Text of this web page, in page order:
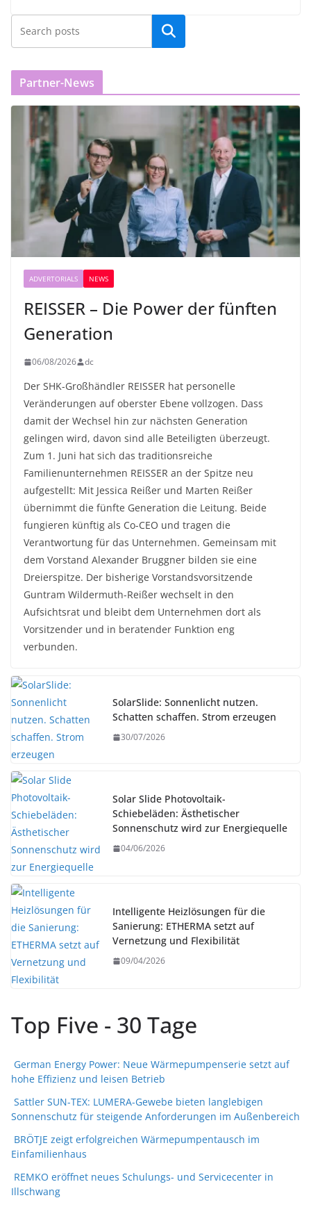
Partner-News
ADVERTORIALS NEWS
REISSER – Die Power der fünften
Generation
06/08/2026 dc
Der SHK-Großhändler REISSER hat personelle
Veränderungen auf oberster Ebene vollzogen. Dass
damit der Wechsel hin zur nächsten Generation
gelingen wird, davon sind alle Beteiligten überzeugt.
Zum 1. Juni hat sich das traditionsreiche
Familienunternehmen REISSER an der Spitze neu
aufgestellt: Mit Jessica Reißer und Marten Reißer
übernimmt die fünfte Generation die Leitung. Beide
fungieren künftig als Co-CEO und tragen die
Verantwortung für das Unternehmen. Gemeinsam mit
dem Vorstand Alexander Bruggner bilden sie eine
Dreierspitze. Der bisherige Vorstandsvorsitzende
Guntram Wildermuth-Reißer wechselt in den
Aufsichtsrat und bleibt dem Unternehmen dort als
Vorsitzender und in beratender Funktion eng
verbunden.
SolarSlide: Sonnenlicht nutzen.
Schatten schaffen. Strom erzeugen
30/07/2026
Solar Slide Photovoltaik-
Schiebeläden: Ästhetischer
Sonnenschutz wird zur Energiequelle
04/06/2026
Intelligente Heizlösungen für die
Sanierung: ETHERMA setzt auf
Vernetzung und Flexibilität
09/04/2026
Top Five - 30 Tage
German Energy Power: Neue Wärmepumpenserie setzt auf
hohe Effizienz und leisen Betrieb
Sattler SUN-TEX: LUMERA-Gewebe bieten langlebigen
Sonnenschutz für steigende Anforderungen im Außenbereich
BRÖTJE zeigt erfolgreichen Wärmepumpentausch im
Einfamilienhaus
REMKO eröffnet neues Schulungs- und Servicecenter in
Illschwang